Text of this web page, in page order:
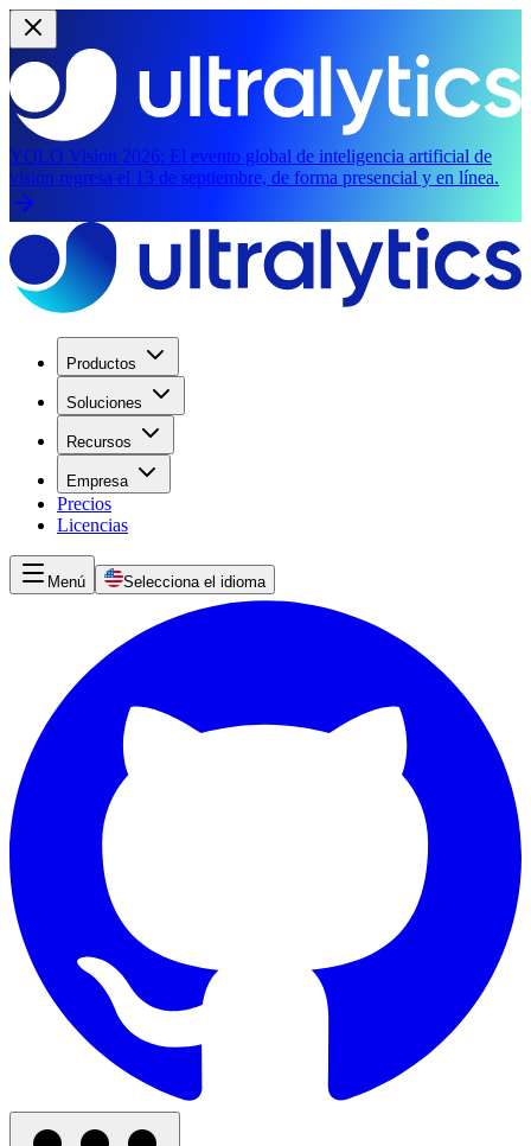
YOLO Vision 2026: El evento global de inteligencia artificial de
visión regresa el 13 de septiembre, de forma presencial y en línea.
Productos
Soluciones
Recursos
Empresa
Precios
Licencias
Menú Selecciona el idioma